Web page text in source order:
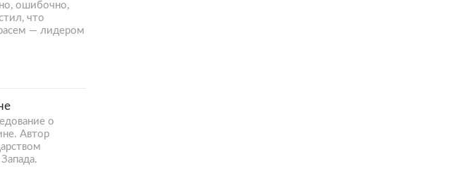
ошибочно,
что
— лидером
о
Автор